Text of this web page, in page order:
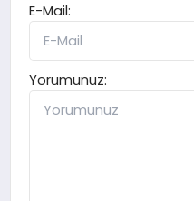
E-Mail:
Yorumunuz: